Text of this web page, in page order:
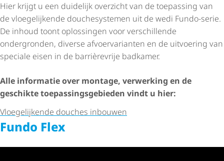
Hier krijgt u een duidelijk overzicht van de toepassing van
de vloegelijkende douchesystemen uit de wedi Fundo-serie.
De inhoud toont oplossingen voor verschillende
ondergronden, diverse afvoer­va­ri­anten en de uitvoering van
speciale eisen in de barrièrevrije badkamer.
Alle informatie over montage, verwerking en de
geschikte toepas­sings­ge­bieden vindt u hier:
Vloegelijkende douches inbouwen
Fundo Flex